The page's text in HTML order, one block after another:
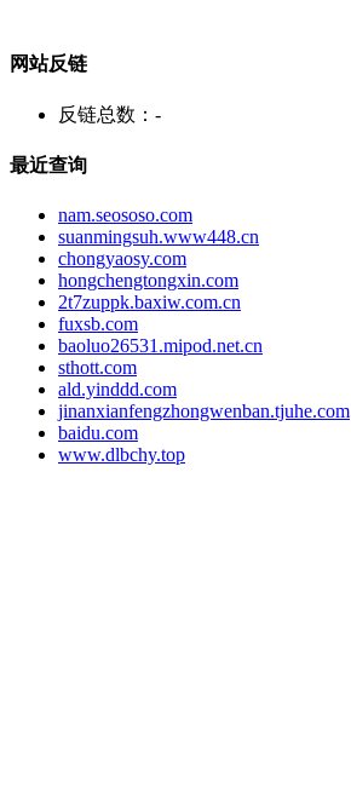
网站反链
反链总数： -
最近查询
nam.seososo.com
suanmingsuh.www448.cn
chongyaosy.com
hongchengtongxin.com
2t7zuppk.baxiw.com.cn
fuxsb.com
baoluo26531.mipod.net.cn
sthott.com
ald.yinddd.com
jinanxianfengzhongwenban.tjuhe.com
baidu.com
www.dlbchy.top